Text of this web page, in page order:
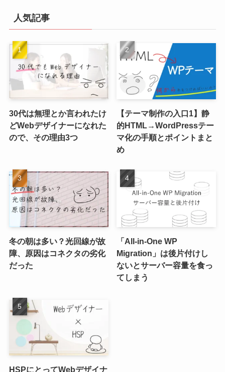
人気記事
30代は無理とか言われたけ
どWebデザイナーになれた
ので、その理由3つ
【テーマ制作の入口1】静
的HTML→WordPressテー
マ化の手順とポイントまと
め
冬の朝は多い？光回線が故
障、原因はコネクタの劣化
だった
「All-in-One WP
Migration」は後片付けし
ないとサーバー容量を食っ
てしまう
HSPにとってWebデザイナ